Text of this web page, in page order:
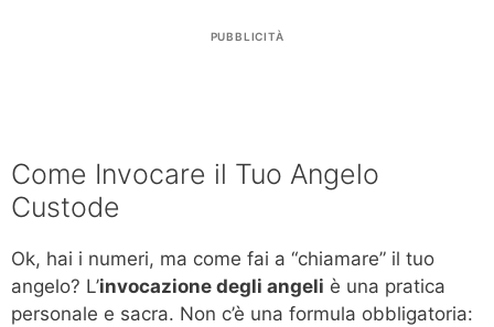
PUBBLICITÀ
Come Invocare il Tuo Angelo
Custode
Ok, hai i numeri, ma come fai a “chiamare” il tuo
angelo? L’invocazione degli angeli è una pratica
personale e sacra. Non c’è una formula obbligatoria: